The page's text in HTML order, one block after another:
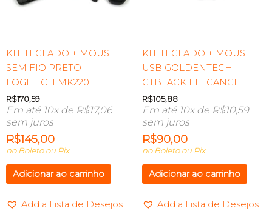
KIT TECLADO + MOUSE
SEM FIO PRETO
LOGITECH MK220
R$170,59
Em até 10x de R$17,06
sem juros
R$145,00
no Boleto ou Pix
Adicionar ao carrinho
Add a Lista de Desejos
KIT TECLADO + MOUSE
USB GOLDENTECH
GTBLACK ELEGANCE
R$105,88
Em até 10x de R$10,59
sem juros
R$90,00
no Boleto ou Pix
Adicionar ao carrinho
Add a Lista de Desejos